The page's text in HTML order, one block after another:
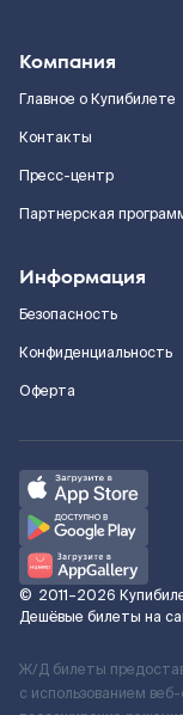
Компания
Главное о Купибилете
Контакты
Пресс-центр
Партнерская
Информация
Безопасность
Конфиденциальность
Оферта
© 2011–2026
Дешёвые билеты на
Ж/Д билеты
с использованием